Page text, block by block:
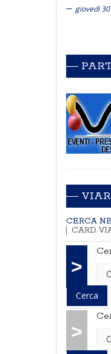
giovedì
CERCA
CARD
>
>